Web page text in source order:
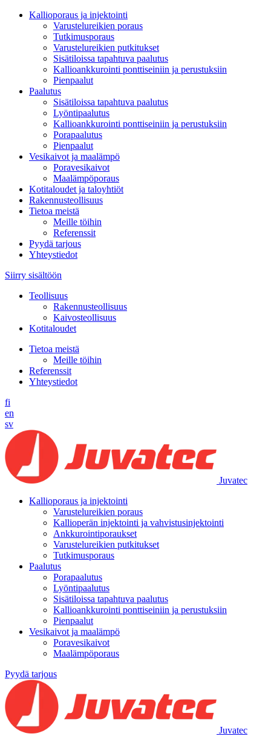
Kallioporaus ja injektointi
Varustelureikien poraus
Tutkimusporaus
Varustelureikien putkitukset
Sisätiloissa tapahtuva paalutus
Kallioankkurointi ponttiseiniin ja perustuksiin
Pienpaalut
Paalutus
Sisätiloissa tapahtuva paalutus
Lyöntipaalutus
Kallioankkurointi ponttiseiniin ja perustuksiin
Porapaalutus
Pienpaalut
Vesikaivot ja maalämpö
Poravesikaivot
Maalämpöporaus
Kotitaloudet ja taloyhtiöt
Rakennusteollisuus
Tietoa meistä
Meille töihin
Referenssit
Pyydä tarjous
Yhteystiedot
Siirry sisältöön
Teollisuus
Rakennusteollisuus
Kaivosteollisuus
Kotitaloudet
Tietoa meistä
Meille töihin
Referenssit
Yhteystiedot
fi
en
sv
Juvatec
Kallioporaus ja injektointi
Varustelureikien poraus
Kallioperän injektointi ja vahvistusinjektointi
Ankkurointiporaukset
Varustelureikien putkitukset
Tutkimusporaus
Paalutus
Porapaalutus
Lyöntipaalutus
Sisätiloissa tapahtuva paalutus
Kallioankkurointi ponttiseiniin ja perustuksiin
Pienpaalut
Vesikaivot ja maalämpö
Poravesikaivot
Maalämpöporaus
Pyydä tarjous
Juvatec